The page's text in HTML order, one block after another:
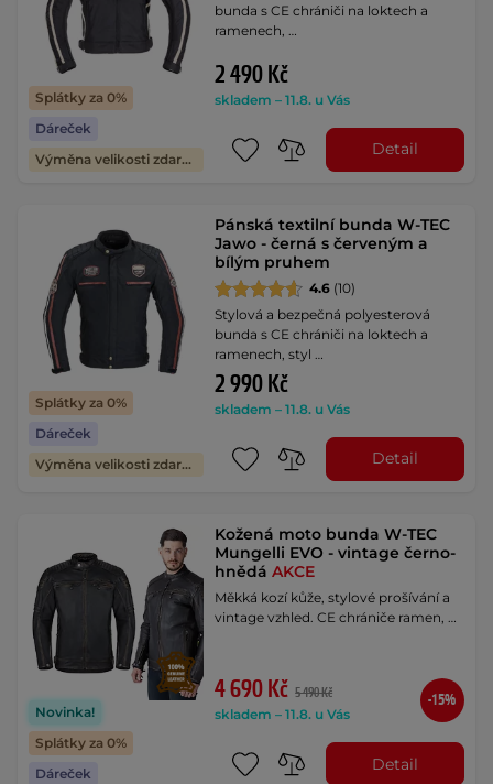
Splátky za 0%
Dáreček
Výměna velikosti zdarma
bunda s CE chrániči na loktech a
ramenech, …
2 490 Kč
skladem – 11.8. u Vás
Detail
Splátky za 0%
Dáreček
Výměna velikosti zdarma
Pánská textilní bunda W-TEC
Jawo - černá s červeným a
bílým pruhem
4.6 (10)
Stylová a bezpečná polyesterová
bunda s CE chrániči na loktech a
ramenech, styl …
2 990 Kč
skladem – 11.8. u Vás
Detail
Novinka!
Splátky za 0%
Dáreček
Kožená moto bunda W-TEC
Mungelli EVO - vintage černo-
hnědáAKCE
Měkká kozí kůže, stylové prošívání a
vintage vzhled. CE chrániče ramen, …
4 690 Kč 5 490 Kč
skladem – 11.8. u Vás
-15%
Detail